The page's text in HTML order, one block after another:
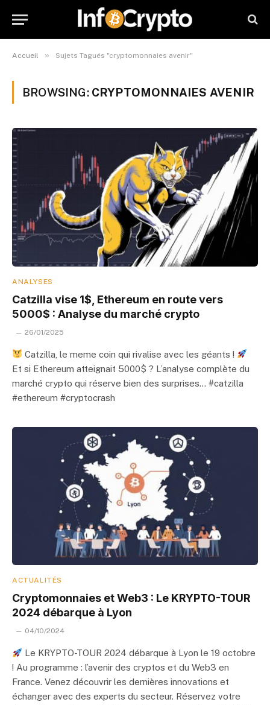
Accueil » Sujets Tagués "cryptomonnaies avenir"
BROWSING: CRYPTOMONNAIES AVENIR
ANALYSES
Catzilla vise 1$, Ethereum en route vers
5000$ : Analyse du marché crypto
26/01/2025
Catzilla, le meme coin qui rivalise avec les géants !
Et si Ethereum atteignait 5000$ ? L’analyse complète du
marché crypto qui réserve bien des surprises… #catzilla
#ethereum #cryptocrash
ACTUALITÉS
Cryptomonnaies et Web3 : Le KRYPTO-TOUR
2024 débarque à Lyon
04/10/2024
Le KRYPTO-TOUR 2024 débarque à Lyon le 19 octobre
! Au programme : l’avenir des cryptos et du Web3 en
France. Venez découvrir les dernières innovations et
échanger avec des experts du secteur. Réservez votre